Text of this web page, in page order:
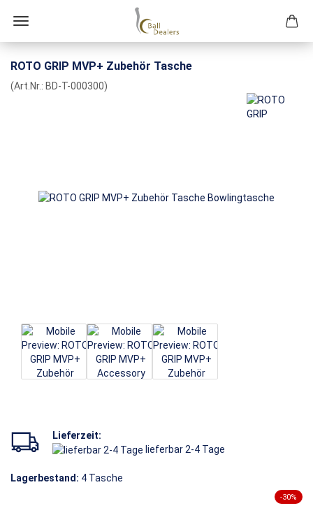
ROTO GRIP MVP+ Zubehör Tasche
(Art.Nr.: BD-T-000300)
Lieferzeit:
lieferbar 2-4 Tage
Lagerbestand: 4 Tasche
-30%